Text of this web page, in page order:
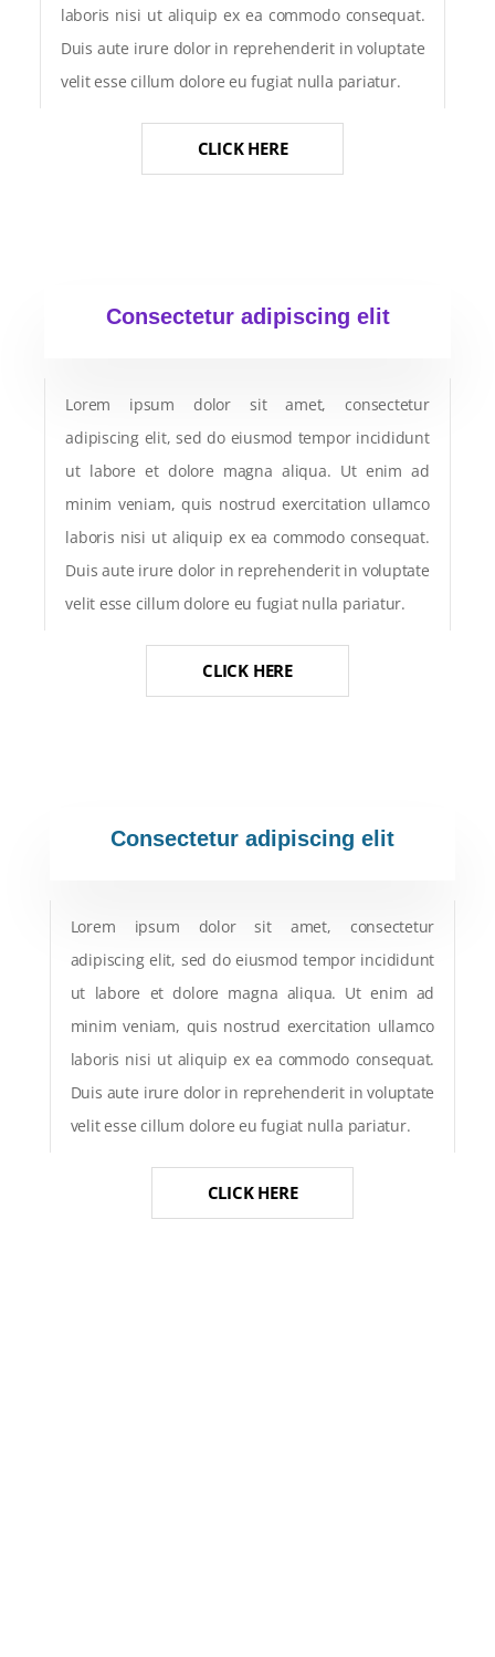
laboris nisi ut aliquip ex ea commodo consequat.
Duis aute irure dolor in reprehenderit in voluptate
velit esse cillum dolore eu fugiat nulla pariatur.
CLICK HERE
Consectetur adipiscing elit
Lorem ipsum dolor sit amet, consectetur
adipiscing elit, sed do eiusmod tempor incididunt
ut labore et dolore magna aliqua. Ut enim ad
minim veniam, quis nostrud exercitation ullamco
laboris nisi ut aliquip ex ea commodo consequat.
Duis aute irure dolor in reprehenderit in voluptate
velit esse cillum dolore eu fugiat nulla pariatur.
CLICK HERE
Consectetur adipiscing elit
Lorem ipsum dolor sit amet, consectetur
adipiscing elit, sed do eiusmod tempor incididunt
ut labore et dolore magna aliqua. Ut enim ad
minim veniam, quis nostrud exercitation ullamco
laboris nisi ut aliquip ex ea commodo consequat.
Duis aute irure dolor in reprehenderit in voluptate
velit esse cillum dolore eu fugiat nulla pariatur.
CLICK HERE